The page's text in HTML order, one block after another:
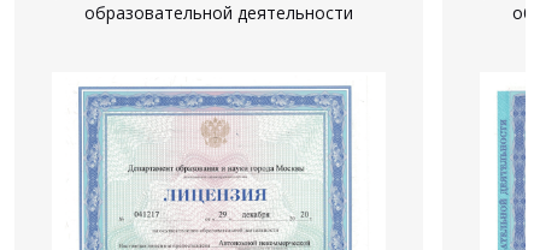
образовательной деятельности